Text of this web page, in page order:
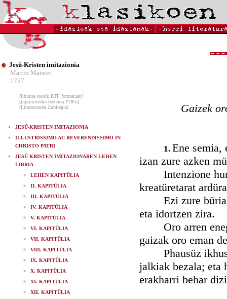
Jesü-Kristen imitazionia
Martin Maister
1757
[liburua osorik RTF formatuan]
[inprimitzeko bertsioa PDFn]
[Literaturaren Zubitegia]
JESÜ-KRISTEN IMITAZIONIA
ILLUSTRISSIMO AC REVERENDISSIMO IN
CHRISTO PATRI
JESÜ KRISTEN IMITAZIONAREN LEHEN
LIBRIA
LEHEN KAPITÜLIA
II. KAPITÜLIA
III. KAPITÜLIA
IV. KAPITÜLIA
V. KAPITÜLIA
VI. KAPITÜLIA
VII. KAPITÜLIA
VIII. KAPITÜLIA
IX. KAPITÜLIA
X. KAPITÜLIA
XI. KAPITÜLIA
XII. KAPITÜLIA
Gaizek
1. Ene semia,
izan zure azken
Intenzione
kreatüretarat
Ezi zure büria
eta idortzen zira.
Oro arren
gaizak oro eman
Phausüz ikhus
jalkiak bezala; eta
erakharri behar